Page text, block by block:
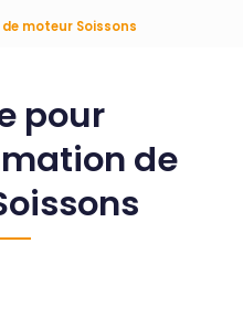
moteur Soissons
pour
de